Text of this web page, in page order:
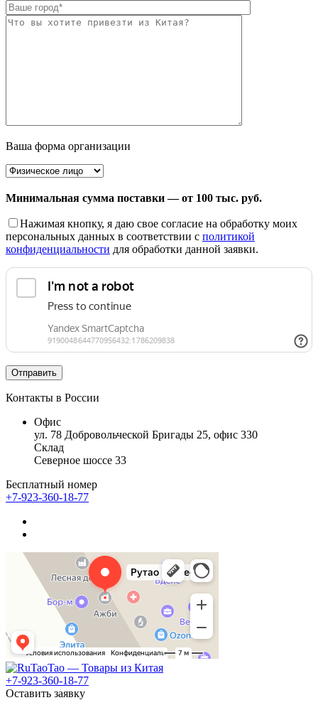
Ваша форма организации
Минимальная сумма поставки — от 100 тыс. руб.
Нажимая кнопку, я даю свое согласие на обработку моих
персональных данных в соответствии с политикой
конфиденциальности для обработки данной заявки.
Контакты в России
Офис
ул. 78 Добровольческой Бригады 25, офис 330
Склад
Северное шоссе 33
Бесплатный номер
+7-923-360-18-77
+7-923-360-18-77
Оставить заявку